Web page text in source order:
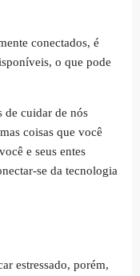
conectados, é
o que pode
de cuidar de nós
coisas que você
e seus entes
se da tecnologia
estressado, porém,